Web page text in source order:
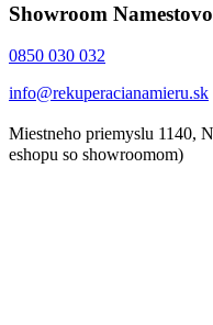
Showroom Namestovo
0850 030 032
info@rekuperacianamieru.sk
Miestneho priemyslu 1140,
eshopu so showroomom)